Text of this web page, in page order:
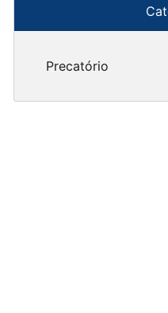
Precatório